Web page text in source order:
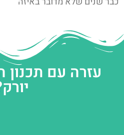
עזרה עם תכנון